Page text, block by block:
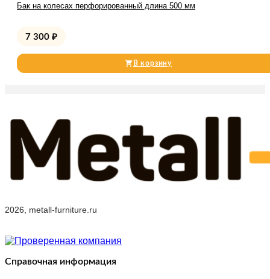
Бак на колесах перфорированный длина 500 мм
7 300 ₽
В корзину
2026, metall-furniture.ru
Справочная информация